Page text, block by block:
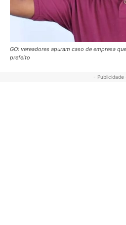
GO: vereadores apuram caso de empresa
prefeito
- Publicidade